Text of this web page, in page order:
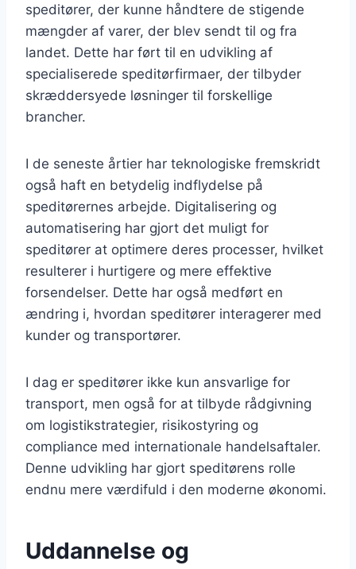
speditører, der kunne håndtere de stigende
mængder af varer, der blev sendt til og fra
landet. Dette har ført til en udvikling af
specialiserede speditørfirmaer, der tilbyder
skræddersyede løsninger til forskellige
brancher.
I de seneste årtier har teknologiske fremskridt
også haft en betydelig indflydelse på
speditørernes arbejde. Digitalisering og
automatisering har gjort det muligt for
speditører at optimere deres processer, hvilket
resulterer i hurtigere og mere effektive
forsendelser. Dette har også medført en
ændring i, hvordan speditører interagerer med
kunder og transportører.
I dag er speditører ikke kun ansvarlige for
transport, men også for at tilbyde rådgivning
om logistikstrategier, risikostyring og
compliance med internationale handelsaftaler.
Denne udvikling har gjort speditørens rolle
endnu mere værdifuld i den moderne økonomi.
Uddannelse og